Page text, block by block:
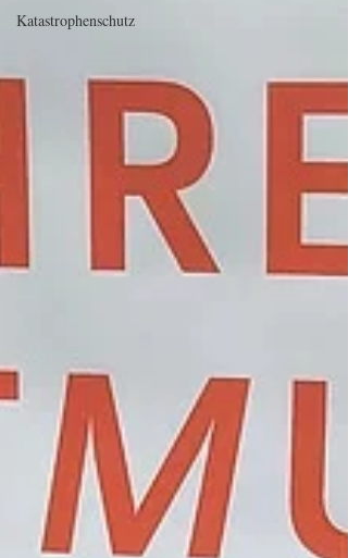
Katastrophenschutz